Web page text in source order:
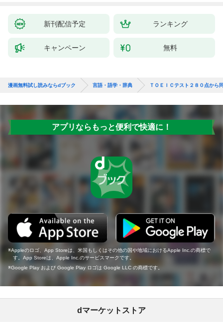
新刊配信予定 ランキング
キャンペーン 無料
漫画無料試し読みならdブック 言語・語学・辞典 ＴＯＥＩＣテスト２８０点から
アプリならもっと便利で快適に！
Appleのロゴ、App Storeは、米国もしくはその他の国や地域におけるApple Inc.の商標で
す。App Storeは、Apple Inc.のサービスマークです。
Google Play および Google Play ロゴは Google LLC の商標です。
dマーケットストア